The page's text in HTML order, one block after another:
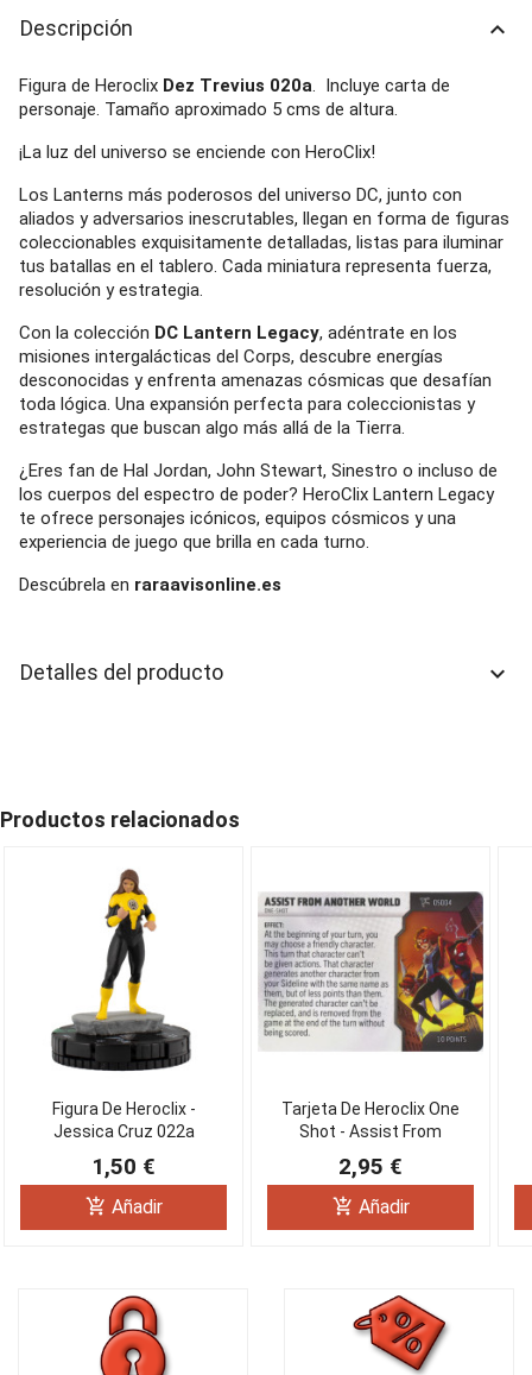
Descripción keyboard_arrow_up
Figura de Heroclix Dez Trevius 020a. Incluye carta de
personaje. Tamaño aproximado 5 cms de altura.
¡La luz del universo se enciende con HeroClix!
Los Lanterns más poderosos del universo DC, junto con
aliados y adversarios inescrutables, llegan en forma de figuras
coleccionables exquisitamente detalladas, listas para iluminar
tus batallas en el tablero. Cada miniatura representa fuerza,
resolución y estrategia.
Con la colección DC Lantern Legacy, adéntrate en los
misiones intergalácticas del Corps, descubre energías
desconocidas y enfrenta amenazas cósmicas que desafían
toda lógica. Una expansión perfecta para coleccionistas y
estrategas que buscan algo más allá de la Tierra.
¿Eres fan de Hal Jordan, John Stewart, Sinestro o incluso de
los cuerpos del espectro de poder? HeroClix Lantern Legacy
te ofrece personajes icónicos, equipos cósmicos y una
experiencia de juego que brilla en cada turno.
Descúbrela en raraavisonline.es
Detalles del producto keyboard_arrow_down
Productos relacionados
Figura De Heroclix -
Jessica Cruz 022a
1,50 €
add_shopping_cart Añadir
Tarjeta De Heroclix One
Shot - Assist From
2,95 €
add_shopping_cart Añadir